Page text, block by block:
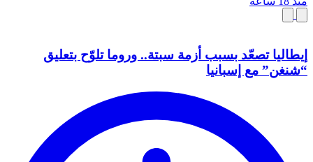
إيطاليا تصعّد بسبب أزمة سبتة.. وروما تلوّح بتعليق
“شنغن” مع إسبانيا